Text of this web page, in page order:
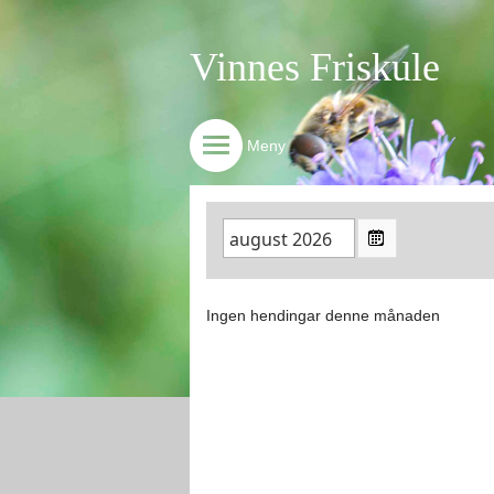
Vinnes Friskule
Meny
Ingen hendingar denne månaden